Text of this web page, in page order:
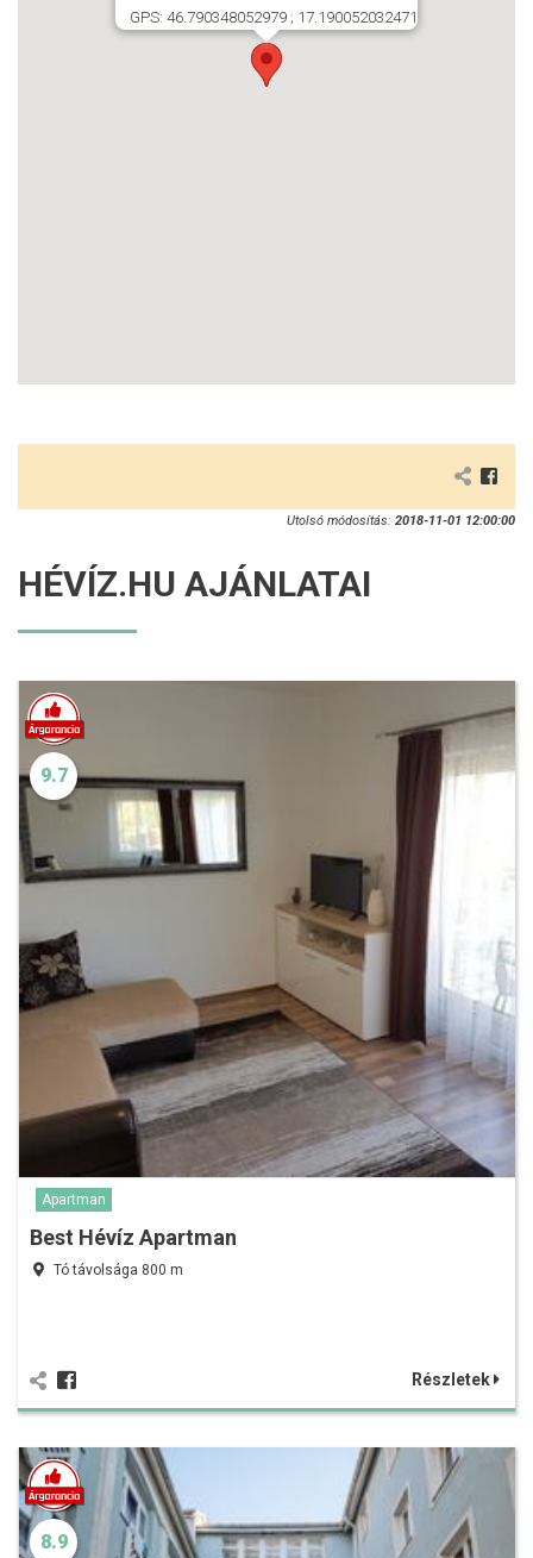
GPS: 46.790348052979 ; 17.190052032471
Utolsó módosítás: 2018-11-01 12:00:00
HÉVÍZ.HU AJÁNLATAI
9.7
Apartman
Best Hévíz Apartman
Tó távolsága 800 m
Részletek
8.9